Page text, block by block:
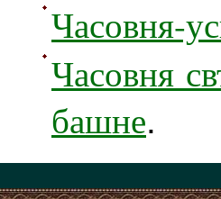
Часовня-
Часовня
башне.